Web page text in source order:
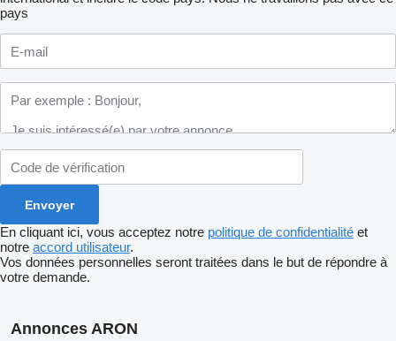
pays
En cliquant ici, vous acceptez notre politique de confidentialité et
notre accord utilisateur.
Vos données personnelles seront traitées dans le but de répondre à
votre demande.
Annonces ARON